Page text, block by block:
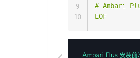
# Ambari
EOF
9
10